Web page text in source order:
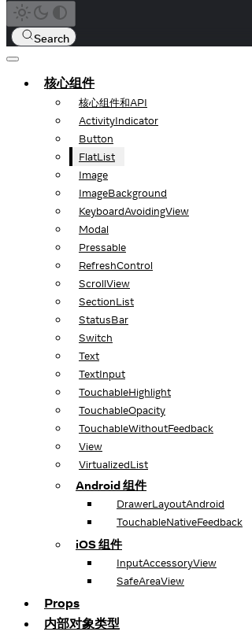
Search
核心组件
核心组件和API
ActivityIndicator
Button
FlatList
Image
ImageBackground
KeyboardAvoidingView
Modal
Pressable
RefreshControl
ScrollView
SectionList
StatusBar
Switch
Text
TextInput
TouchableHighlight
TouchableOpacity
TouchableWithoutFeedback
View
VirtualizedList
Android 组件
DrawerLayoutAndroid
TouchableNativeFeedback
iOS 组件
InputAccessoryView
SafeAreaView
Props
内部对象类型